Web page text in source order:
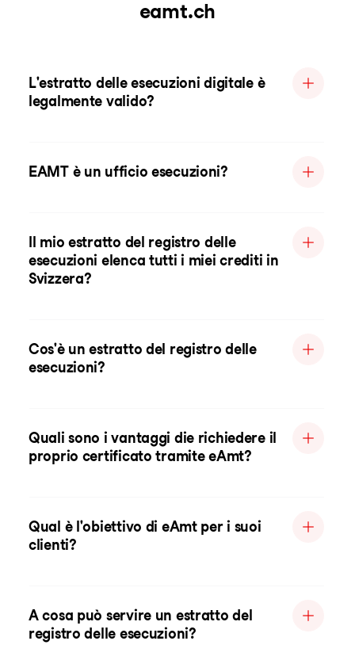
eamt.ch
L'estratto delle esecuzioni digitale è
legalmente valido?
EAMT è un ufficio esecuzioni?
Il mio estratto del registro delle
esecuzioni elenca tutti i miei crediti in
Svizzera?
Cos'è un estratto del registro delle
esecuzioni?
Quali sono i vantaggi die richiedere il
proprio certificato tramite eAmt?
Qual è l'obiettivo di eAmt per i suoi
clienti?
A cosa può servire un estratto del
registro delle esecuzioni?